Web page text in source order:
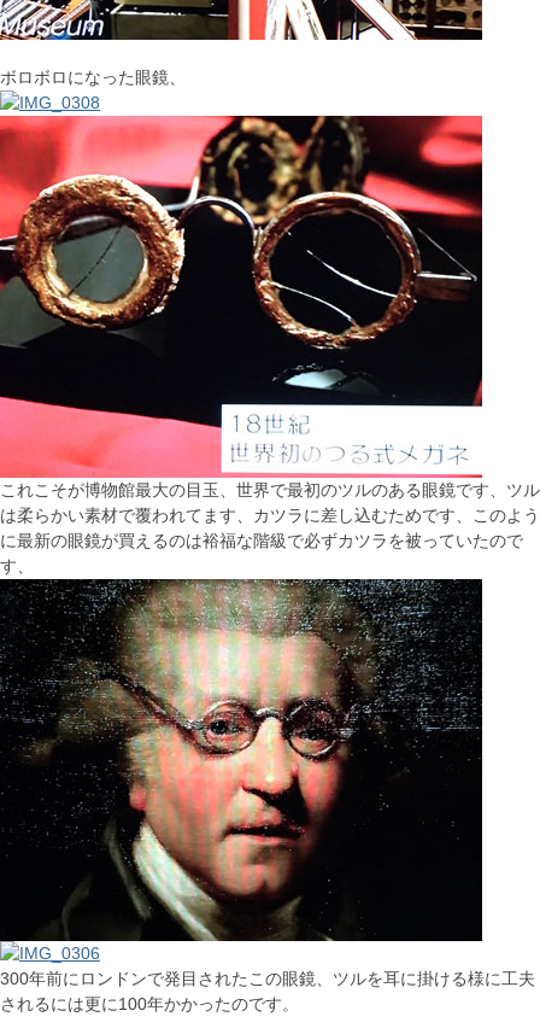
ボロボロになった眼鏡、
これこそが博物館最大の目玉、世界で最初のツルのある眼鏡です、ツル
は柔らかい素材で覆われてます、カツラに差し込むためです、このよう
に最新の眼鏡が買えるのは裕福な階級で必ずカツラを被っていたので
す、
300年前にロンドンで発目されたこの眼鏡、ツルを耳に掛ける様に工夫
されるには更に100年かかったのです。